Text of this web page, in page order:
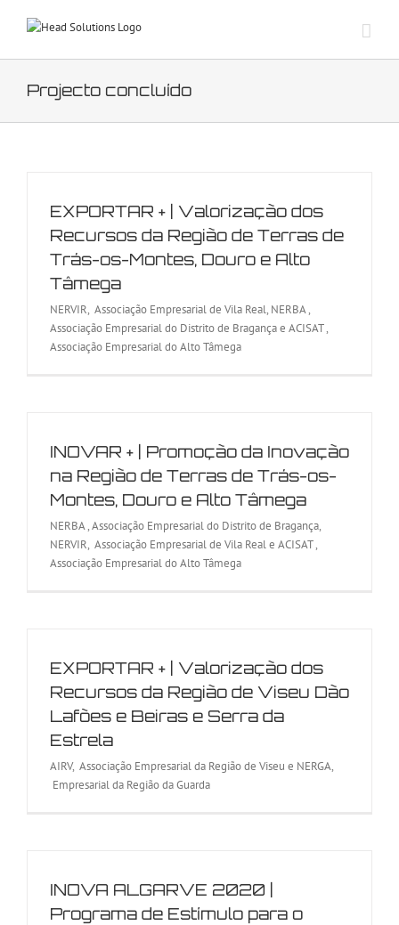
Projecto concluído
EXPORTAR + | Valorização dos
Recursos da Região de Terras de
Trás-os-Montes, Douro e Alto
Tâmega
NERVIR, Associação Empresarial de Vila Real, NERBA ,
Associação Empresarial do Distrito de Bragança e ACISAT ,
Associação Empresarial do Alto Tâmega
INOVAR + | Promoção da Inovação
na Região de Terras de Trás-os-
Montes, Douro e Alto Tâmega
NERBA , Associação Empresarial do Distrito de Bragança,
NERVIR, Associação Empresarial de Vila Real e ACISAT ,
Associação Empresarial do Alto Tâmega
EXPORTAR + | Valorização dos
Recursos da Região de Viseu Dão
Lafões e Beiras e Serra da
Estrela
AIRV, Associação Empresarial da Região de Viseu e NERGA,
Empresarial da Região da Guarda
INOVA ALGARVE 2020 |
Programa de Estímulo para o